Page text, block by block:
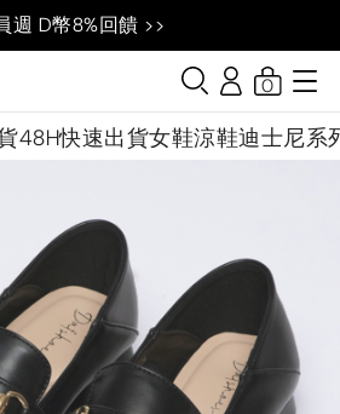
週 D幣8%回饋 >>
48H快速出貨女鞋涼鞋迪士尼系
0